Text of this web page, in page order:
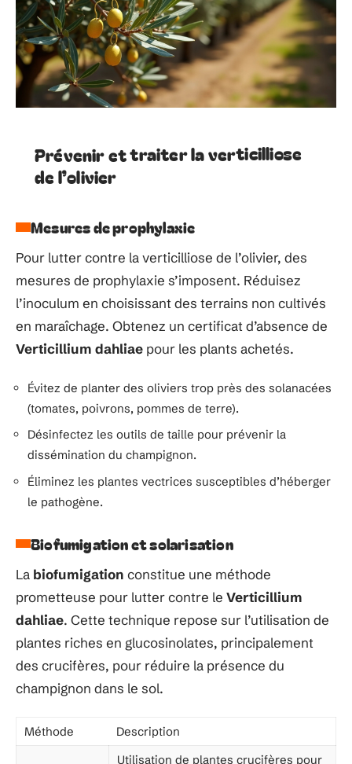
Prévenir et traiter la verticilliose
de l’olivier
Mesures de prophylaxie
Pour lutter contre la verticilliose de l’olivier, des
mesures de prophylaxie s’imposent. Réduisez
l’inoculum en choisissant des terrains non cultivés
en maraîchage. Obtenez un certificat d’absence de
Verticillium dahliae pour les plants achetés.
Évitez de planter des oliviers trop près des solanacées
(tomates, poivrons, pommes de terre).
Désinfectez les outils de taille pour prévenir la
dissémination du champignon.
Éliminez les plantes vectrices susceptibles d’héberger
le pathogène.
Biofumigation et solarisation
La biofumigation constitue une méthode
prometteuse pour lutter contre le Verticillium
dahliae. Cette technique repose sur l’utilisation de
plantes riches en glucosinolates, principalement
des crucifères, pour réduire la présence du
champignon dans le sol.
Méthode
Description
Utilisation de plantes crucifères pour